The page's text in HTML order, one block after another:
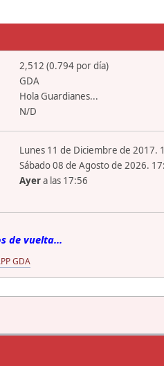
2,512 (0.794 por día)
GDA
Hola Guardianes...
N/D
Lunes 11 de Diciembre de 2017.
Sábado 08 de Agosto de 2026.
Ayera las 17:56
de vuelta...
GDA